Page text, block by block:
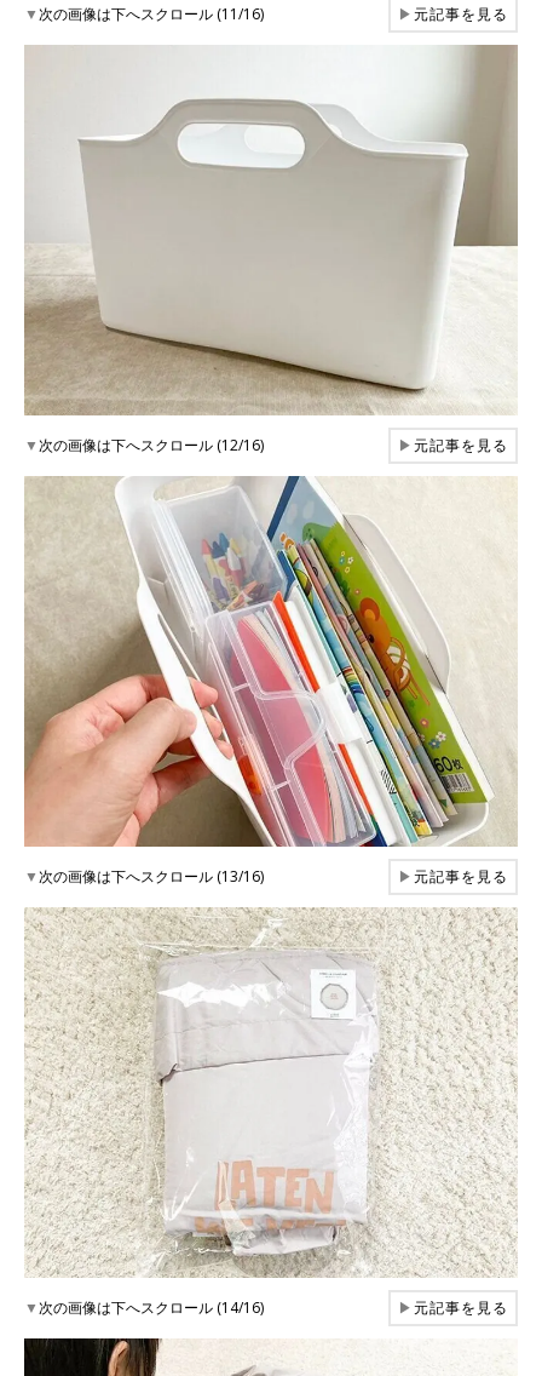
▼次の画像は下へスクロール (11/16) ▶元記事を見る
▼次の画像は下へスクロール (12/16) ▶元記事を見る
▼次の画像は下へスクロール (13/16) ▶元記事を見る
▼次の画像は下へスクロール (14/16) ▶元記事を見る